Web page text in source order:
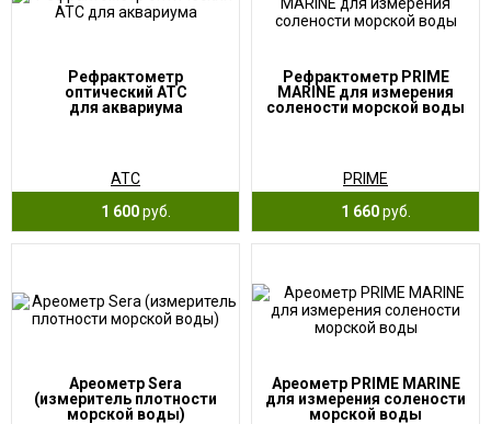
Рефрактометр
оптический ATC
для аквариума
ATC
1 600руб.
Рефрактометр PRIME
MARINE для измерения
солености морской воды
PRIME
1 660руб.
Ареометр Sera
(измеритель плотности
морской воды)
Ареометр PRIME MARINE
для измерения солености
морской воды